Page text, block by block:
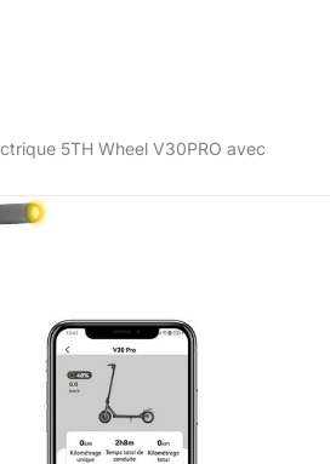
5TH Wheel V30PRO avec